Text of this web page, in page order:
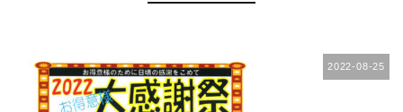
2022-08-25